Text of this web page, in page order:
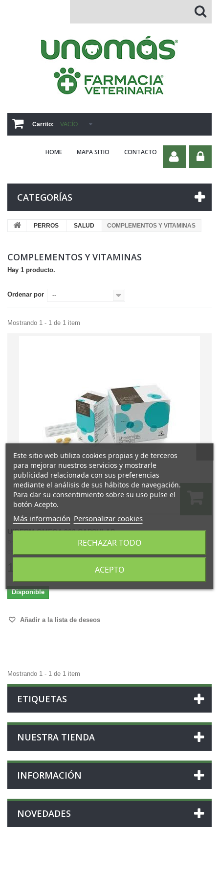
Carrito: VACÍO
HOME MAPA SITIO CONTACTO
CATEGORÍAS
Este sitio web utiliza cookies propias y de terceros
para mejorar nuestros servicios y mostrarle
publicidad relacionada con sus preferencias
mediante el análisis de sus hábitos de navegación.
Para dar su consentimiento sobre su uso pulse el
botón Acepto.
Más información Personalizar cookies
RECHAZAR TODO
ACEPTO
PERROS SALUD COMPLEMENTOS Y VITAMINAS
COMPLEMENTOS Y VITAMINAS
Hay 1 producto.
Ordenar por --
Mostrando 1 - 1 de 1 item
U*DERM OMEGA 260 CAPSULAS
Propiedades: Los ácidos grasos esenciales son constituyentes celulares
Disponible
Añadir a la lista de deseos
Mostrando 1 - 1 de 1 item
ETIQUETAS
NUESTRA TIENDA
INFORMACIÓN
NOVEDADES